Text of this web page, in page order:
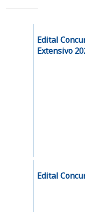
Edital
Extensivo
Edital